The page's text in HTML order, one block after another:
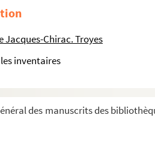
Jacques-Chirac. Troyes
inventaires
des manuscrits des
de Saint-Victor, sur M. Taconnet,
pages)
de Montagny, sans nom d'auteur
de l'abbé Mérault, l'autre de l'abbé